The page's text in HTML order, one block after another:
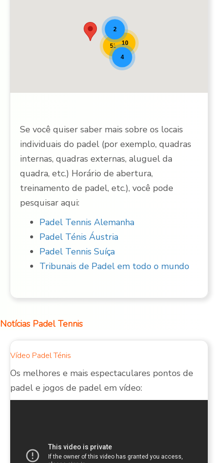
53 10
4
2
Se você quiser saber mais sobre os locais
individuais do padel (por exemplo, quadras
internas, quadras externas, aluguel da
quadra, etc.) Horário de abertura,
treinamento de padel, etc.), você pode
pesquisar aqui:
Padel Tennis Alemanha
Padel Ténis Áustria
Padel Tennis Suíça
Tribunais de Padel em todo o mundo
Notícias Padel Tennis
Vídeo Padel Ténis
Os melhores e mais espectaculares pontos de
padel e jogos de padel em vídeo: